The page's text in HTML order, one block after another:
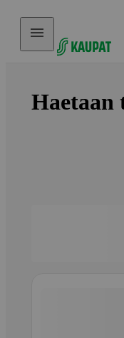
Hyppää sisältöön
Haetaan